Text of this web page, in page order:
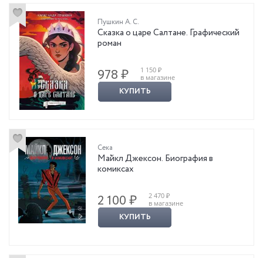
Пушкин А. С.
Сказка о царе Салтане. Графический
роман
978 ₽
1 150 ₽
в магазине
КУПИТЬ
Сека
Майкл Джексон. Биография в
комиксах
2 100 ₽
2 470 ₽
в магазине
КУПИТЬ